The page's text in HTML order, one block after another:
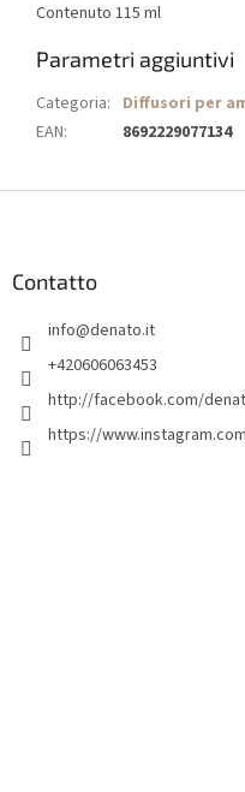
Contenuto 115 ml
Parametri aggiuntivi
Categoria: Diffusori per
EAN: 8692229077134
Contatto
info@denato.it
+420606063453
http://facebook.com/
https://